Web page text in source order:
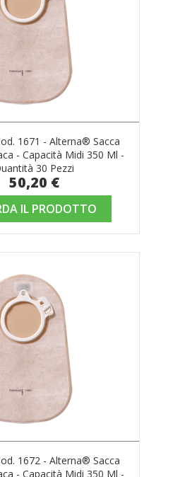
1671 - Alterna® Sacca
- Capacità Midi 350 Ml -
30 Pezzi
50,20 €
IL PRODOTTO
1672 - Alterna® Sacca
- Capacità Midi 350 Ml -